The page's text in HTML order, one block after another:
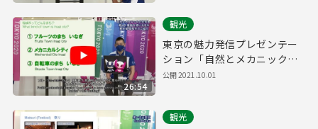
26:54
観光
東京の魅力発信プレゼンテー
ション「自然とメカニックが
共存し、癒しと躍動を感じる
公開2021.10.01
観光